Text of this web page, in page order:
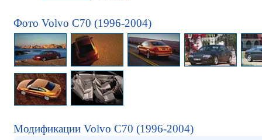
Фото Volvo C70 (1996-2004)
Модификации Volvo C70 (1996-2004)